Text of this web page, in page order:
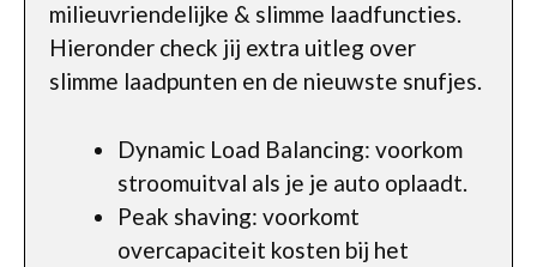
milieuvriendelijke & slimme laadfuncties.
Hieronder check jij extra uitleg over
slimme laadpunten en de nieuwste snufjes.
Dynamic Load Balancing: voorkom
stroomuitval als je je auto oplaadt.
Peak shaving: voorkomt
overcapaciteit kosten bij het